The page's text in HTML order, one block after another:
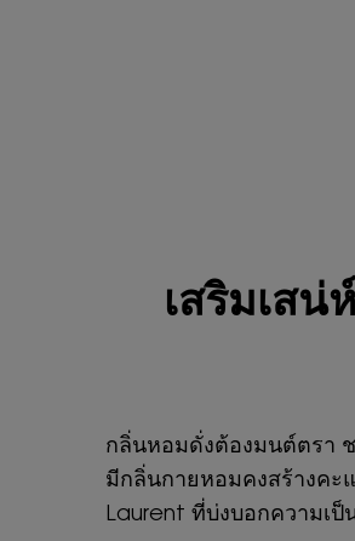
เสริมเส
กลิ่นหอมดั่งต้องมนต์ตรา
มีกลิ่นกายหอมคงสร้างคะ
Laurent ที่บ่งบอกความเ